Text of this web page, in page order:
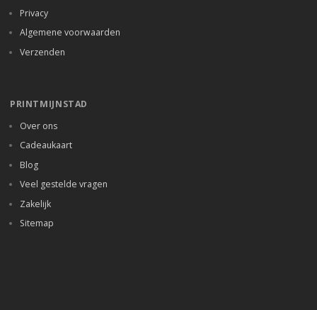
Privacy
Algemene voorwaarden
Verzenden
PRINTMIJNSTAD
Over ons
Cadeaukaart
Blog
Veel gestelde vragen
Zakelijk
Sitemap